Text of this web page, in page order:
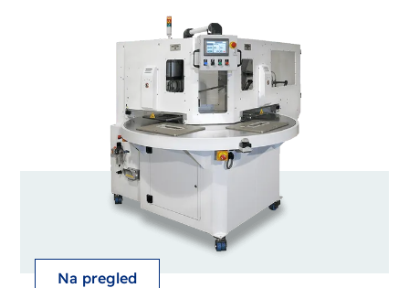
Na pregled